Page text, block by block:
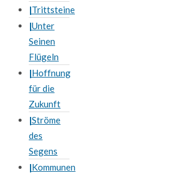
Trittsteine
Unter
Seinen
Flügeln
Hoffnung
für die
Zukunft
Ströme
des
Segens
Kommunen